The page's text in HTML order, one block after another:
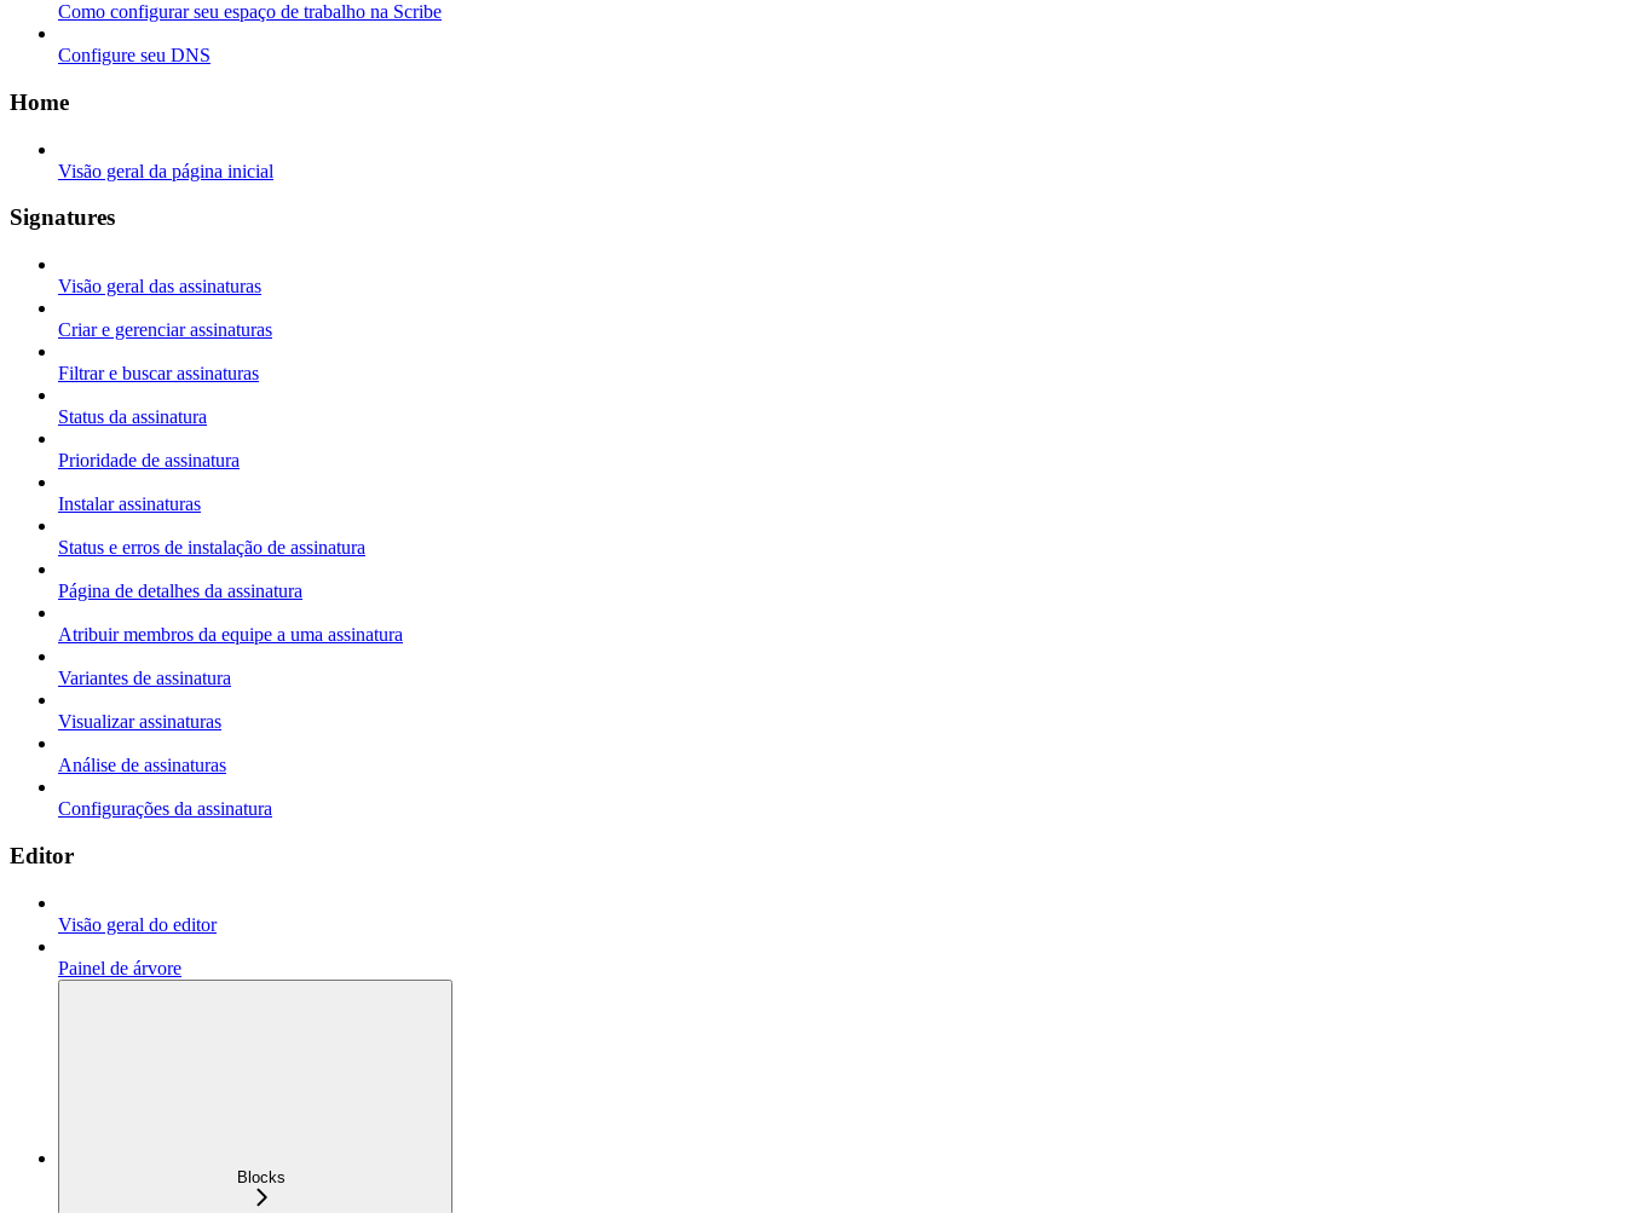
Como configurar seu espaço de trabalho na Scribe
Configure seu DNS
Home
Visão geral da página inicial
Signatures
Visão geral das assinaturas
Criar e gerenciar assinaturas
Filtrar e buscar assinaturas
Status da assinatura
Prioridade de assinatura
Instalar assinaturas
Status e erros de instalação de assinatura
Página de detalhes da assinatura
Atribuir membros da equipe a uma assinatura
Variantes de assinatura
Visualizar assinaturas
Análise de assinaturas
Configurações da assinatura
Editor
Visão geral do editor
Painel de árvore
Blocks